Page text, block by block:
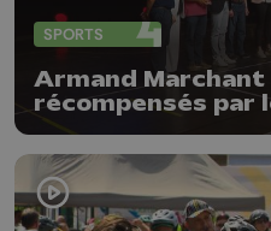
SPORTS
Armand
récompensés par
sport de la